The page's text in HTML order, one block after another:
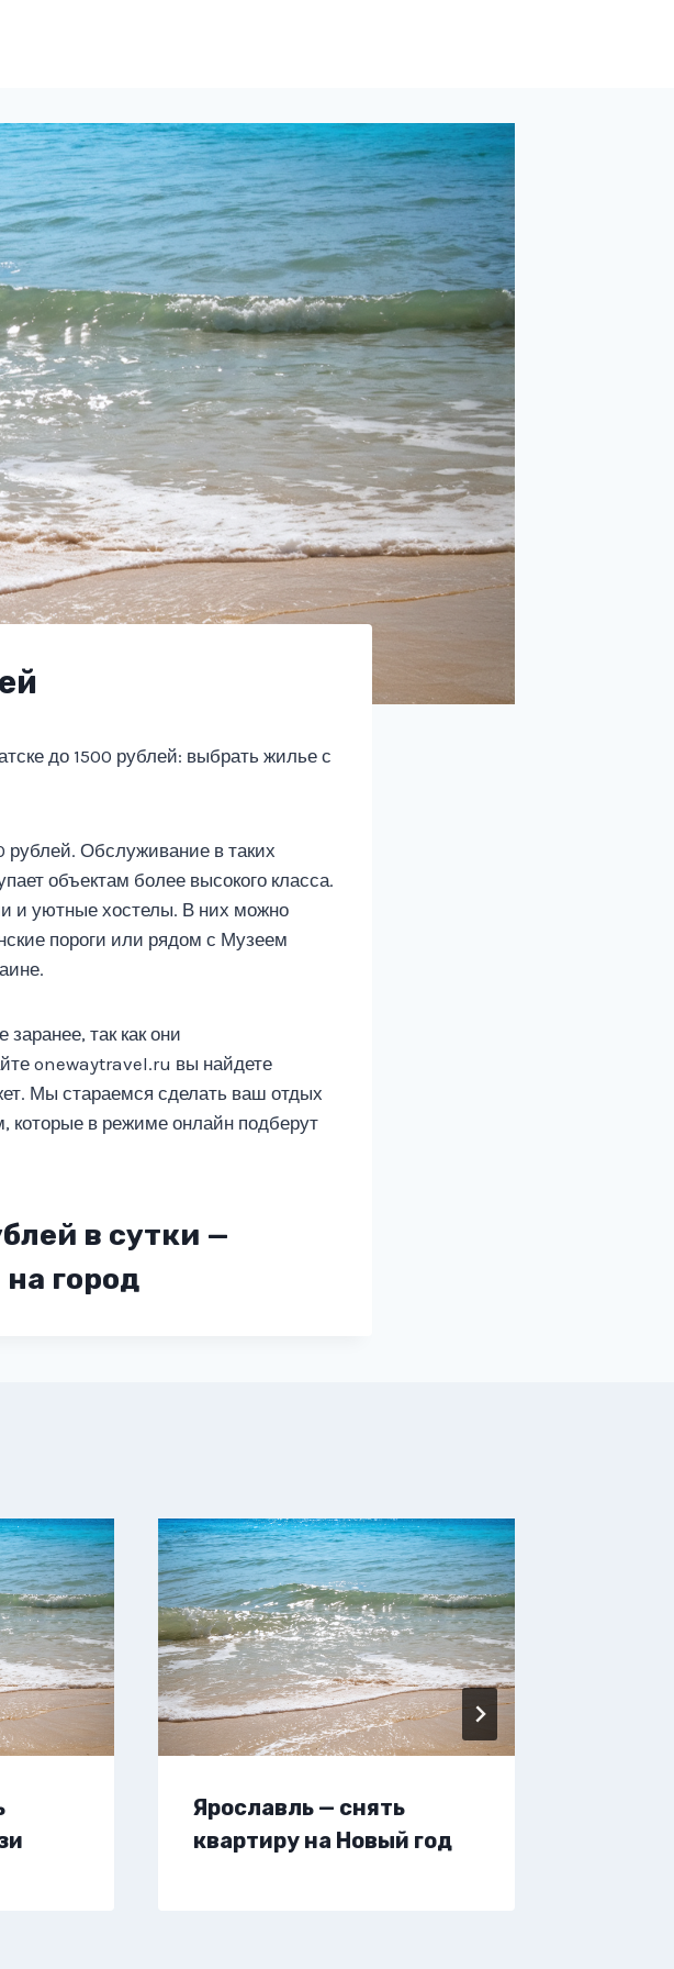
до 1500 рублей: выбрать жилье с
рублей. Обслуживание в таких
объектам более высокого класса.
и уютные хостелы. В них можно
пороги или рядом с Музеем
так как они
onewaytravel.ru вы найдете
Мы стараемся сделать ваш отдых
в режиме онлайн подберут
в сутки —
город
Ярославль — снять
квартиру на Новый год